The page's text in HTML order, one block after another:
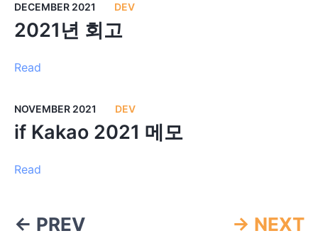
DECEMBER 2021 DEV
2021년 회고
Read
NOVEMBER 2021 DEV
if Kakao 2021 메모
Read
← PREV → NEXT